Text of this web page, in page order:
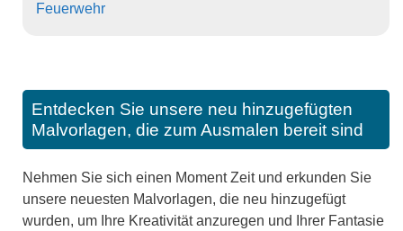
Feuerwehr
Entdecken Sie unsere neu hinzugefügten
Malvorlagen, die zum Ausmalen bereit sind
Nehmen Sie sich einen Moment Zeit und erkunden Sie
unsere neuesten Malvorlagen, die neu hinzugefügt
wurden, um Ihre Kreativität anzuregen und Ihrer Fantasie